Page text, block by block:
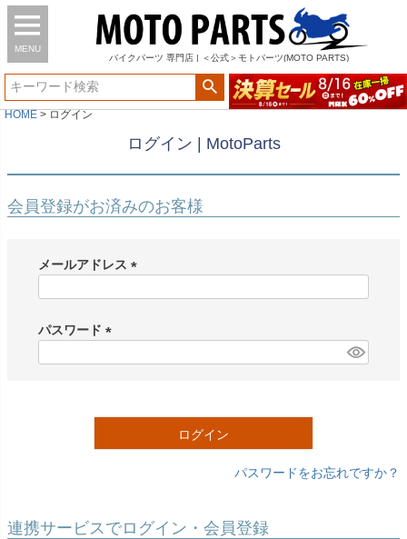
MENU
バイク パーツ 専門店 | ＜公式＞モトパーツ(MOTO PARTS)
HOME ログイン
ログイン | MotoParts
会員登録がお済みのお客様
メールアドレス
)
パスワード
ログイン
パスワードをお忘れですか？
連携サービスでログイン・会員登録